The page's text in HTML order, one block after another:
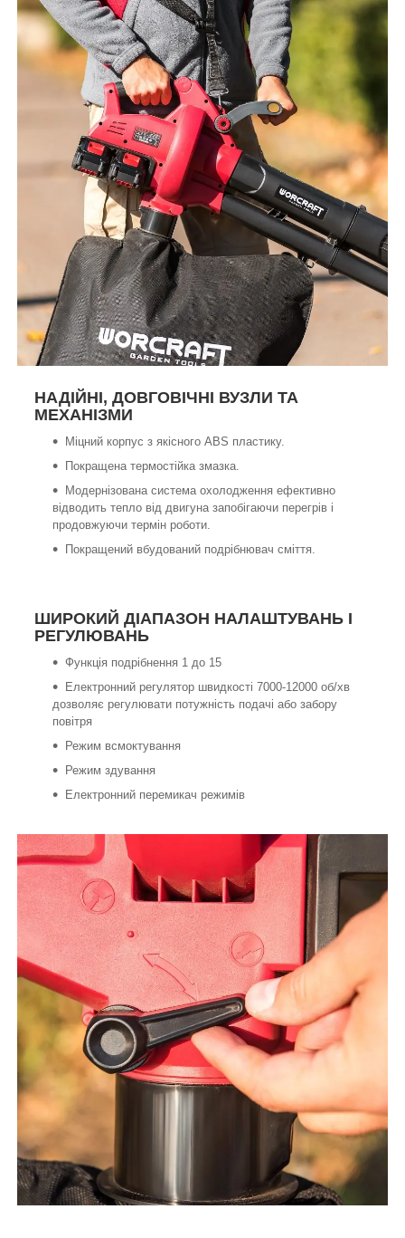
НАДІЙНІ, ДОВГОВІЧНІ ВУЗЛИ ТА
МЕХАНІЗМИ
Міцний корпус з якісного ABS пластику.
Покращена термостійка змазка.
Модернізована система охолодження ефективно
відводить тепло від двигуна запобігаючи перегрів і
продовжуючи термін роботи.
Покращений вбудований подрібнювач сміття.
ШИРОКИЙ ДІАПАЗОН НАЛАШТУВАНЬ І
РЕГУЛЮВАНЬ
Функція подрібнення 1 до 15
Електронний регулятор швидкості 7000-12000 об/хв
дозволяє регулювати потужність подачі або забору
повітря
Режим всмоктування
Режим здування
Електронний перемикач режимів